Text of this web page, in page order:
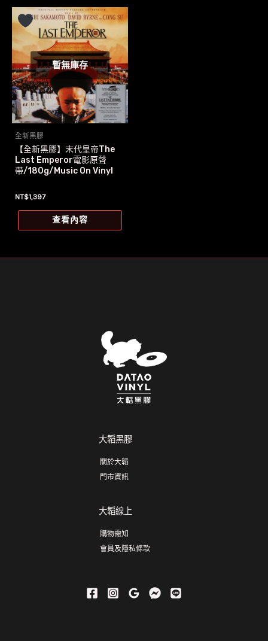
暫無庫存
全新黑膠
【全新黑膠】末代皇帝The
Last Emperor電影原聲
帶/180g/Music On Vinyl
NT$1,397
查看內容
大韜黑膠
關於大韜
門市資訊
大韜線上
購物需知
會員及隱私條款